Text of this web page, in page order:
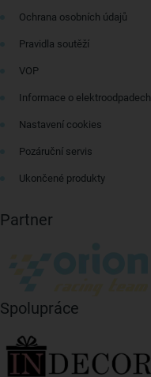
Ochrana osobních údajů
Pravidla soutěží
VOP
Informace o elektroodpadech
Nastavení cookies
Pozáruční servis
Ukončené produkty
Partner
Spolupráce